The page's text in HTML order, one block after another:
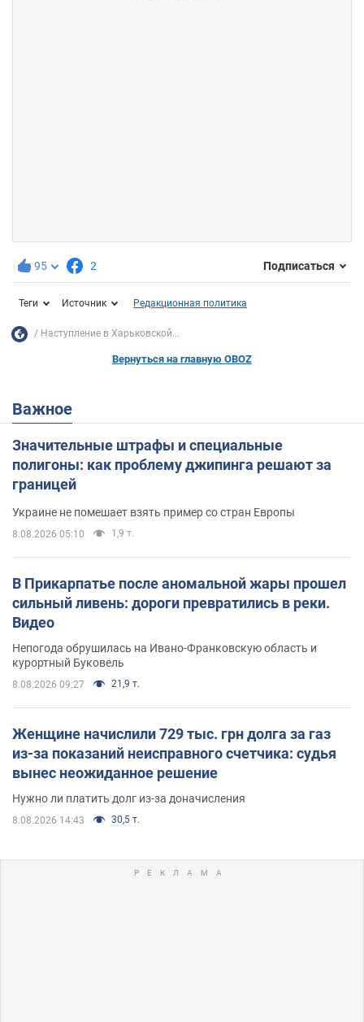
95 2 Подписаться
Теги Источник Редакционная политика
Наступление в Харьковской...
Вернуться на главную OBOZ
Важное
Значительные штрафы и специальные
полигоны: как проблему джипинга решают за
границей
Украине не помешает взять пример со стран Европы
8.08.2026 05:10 1,9 т.
В Прикарпатье после аномальной жары прошел
сильный ливень: дороги превратились в реки.
Видео
Непогода обрушилась на Ивано-Франковскую область и
курортный Буковель
8.08.2026 09:27 21,9 т.
Женщине начислили 729 тыс. грн долга за газ
из-за показаний неисправного счетчика: судья
вынес неожиданное решение
Нужно ли платить долг из-за доначисления
8.08.2026 14:43 30,5 т.